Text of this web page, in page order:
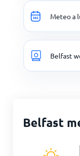
Meteo a
Belfast
Belfast